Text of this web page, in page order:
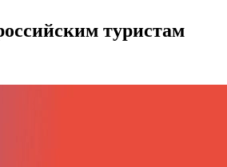
туристам